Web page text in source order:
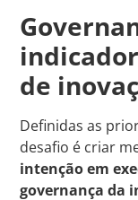
de
Definidas as
desafio é criar
intenção em
governança da